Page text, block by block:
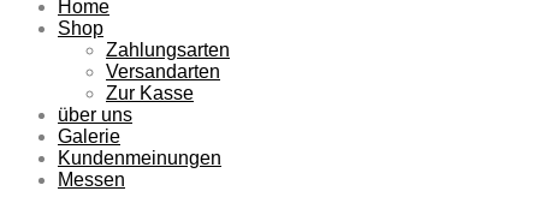
Zum
Inhalt
Home
Shop
Zahlungsarten
Versandarten
Zur Kasse
über uns
Galerie
Kundenmeinungen
Messen